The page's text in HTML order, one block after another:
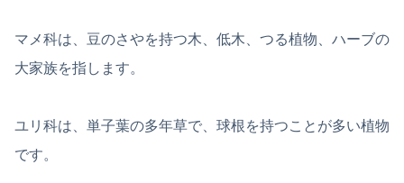
マメ科は、豆のさやを持つ木、低木、つる植物、ハーブの
大家族を指します。
ユリ科は、単子葉の多年草で、球根を持つことが多い植物
です。